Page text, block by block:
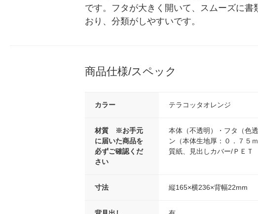
です。フタが大きく開いて、スムーズに
おり、分類がしやすいです。
商品仕様/スペック
カラー テラコッタオレンジ
材質 ※お手元
に届いた商品を
必ずご確認くだ
さい
本体（不透明）・フタ（色
ン（本体生地厚：０．７５
質紙、見出しカバー/ＰＥＴ
寸法 縦165×横236×背幅22mm